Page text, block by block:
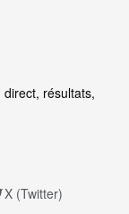
résultats,
X (Twitter)